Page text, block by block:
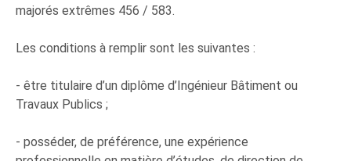
majorés extrêmes 456 / 583.
Les conditions à remplir sont les suivantes :
- être titulaire d’un diplôme d’Ingénieur Bâtiment ou
Travaux Publics ;
- posséder, de préférence, une expérience